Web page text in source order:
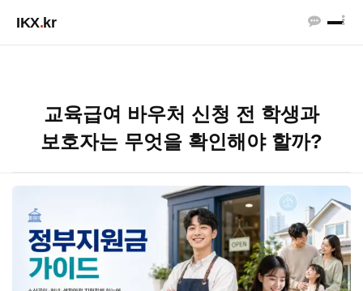
IKX.kr
교육급여 바우처 신청 전 학생과
보호자는 무엇을 확인해야 할까?